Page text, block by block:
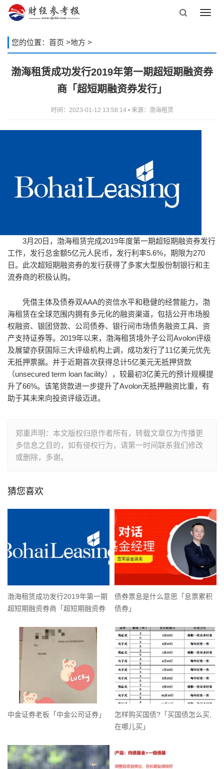
您的位置： 首页 >地方 >
渤海租赁成功发行2019年第一期超短期融资券
商「超短期融资券发行」
时间：2023-01-12 13:58:14 • 来源：渤海租赁
3月20日，渤海租赁完成2019年度第一期超短期融资券发行
工作，发行总金额5亿元人民币，发行利率5.6%，期限为270
日。此次超短期融资券的发行获得了多家大型股份制银行和主
流券商的积极认购。
凭借主体及债券双AAA的资信水平和稳健的经营能力，渤
海租赁在全球范围内拥有多元化的融资渠道，包括公开市场股
权融资、银团贷款、公司债券、银行间市场债务融资工具、资
产支持证券等。2019年以来，渤海租赁境外子公司Avolon评级
及展望亦获国际三大评级机构上调，成功发行了11亿美元优先
无抵押票据。并于近期首次获得总计5亿美元无抵押贷款
（unsecured term loan facility），较最初3亿美元的预计规模提
升了66%。该笔贷款进一步提升了Avolon无抵押融资比重，有
助于其未来向投资评级迈进。
郑重声明：本文版权归原作者所有，转载文章仅为传播更
多信息之目的，如有侵权行为，请第一时间联系我们修改
或删除，多谢。
猜您喜欢
渤海租赁成功发行2019年第一期
超短期融资券商「超短期融资券
债券票息是什么意思「息票累积
债券」
中金证券老板「中金公司证券」
怎样购买国债?「买国债怎么买,
在哪儿买」